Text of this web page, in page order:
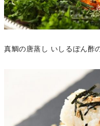
真鯛の唐蒸し いしるぽん酢